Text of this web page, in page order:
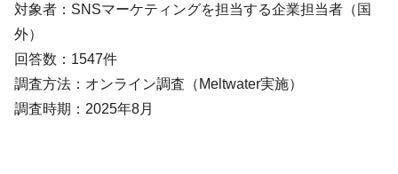
対象者：SNSマーケティングを担当する企業担当者（国
外）
回答数：1547件
調査方法：オンライン調査（Meltwater実施）
調査時期：2025年8月